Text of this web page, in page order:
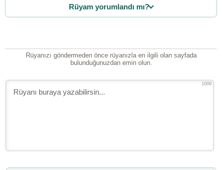
Rüyam yorumlandı mı?
Rüyanızı göndermeden önce rüyanızla en ilgili olan sayfada
bulunduğunuzdan emin olun.
1000